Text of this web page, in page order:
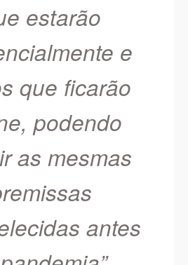
estarão
e
que ficarão
podendo
as mesmas
antes